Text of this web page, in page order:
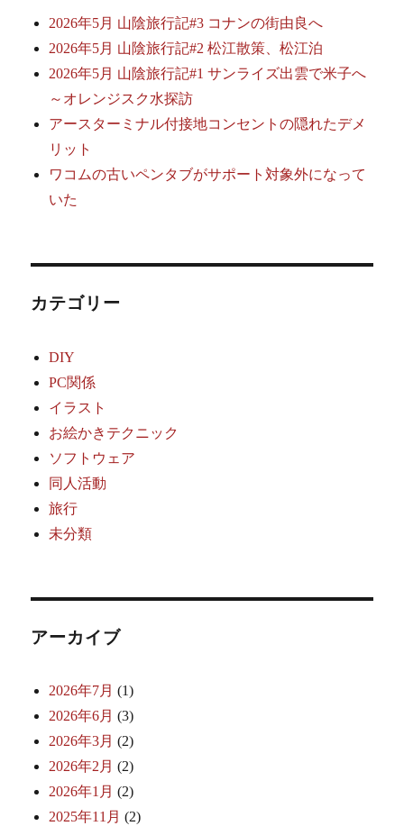
2026年5月 山陰旅行記#3 コナンの街由良へ
2026年5月 山陰旅行記#2 松江散策、松江泊
2026年5月 山陰旅行記#1 サンライズ出雲で米子へ
～オレンジスク水探訪
アースターミナル付接地コンセントの隠れたデメ
リット
ワコムの古いペンタブがサポート対象外になって
いた
カテゴリー
DIY
PC関係
イラスト
お絵かきテクニック
ソフトウェア
同人活動
旅行
未分類
アーカイブ
2026年7月 (1)
2026年6月 (3)
2026年3月 (2)
2026年2月 (2)
2026年1月 (2)
2025年11月 (2)